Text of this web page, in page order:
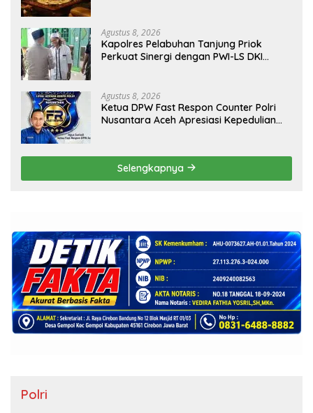
Agustus 8, 2026
Kapolres Pelabuhan Tanjung Priok
Perkuat Sinergi dengan PWI-LS DKI
Agustus 8, 2026
Ketua DPW Fast Respon Counter Polri
Nusantara Aceh Apresiasi Kepedulian
Selengkapnya
Polri